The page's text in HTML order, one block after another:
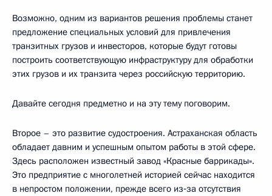
Возможно, одним из вариантов решения проблемы станет
предложение специальных условий для привлечения
транзитных грузов и инвесторов, которые будут готовы
построить соответствующую инфраструктуру для обработки
этих грузов и их транзита через российскую территорию.
Давайте сегодня предметно и на эту тему поговорим.
Второе – это развитие судостроения. Астраханская область
обладает давним и успешным опытом работы в этой сфере.
Здесь расположен известный завод «Красные баррикады».
Это предприятие с многолетней историей сейчас находится
в непростом положении, прежде всего из‑за отсутствия